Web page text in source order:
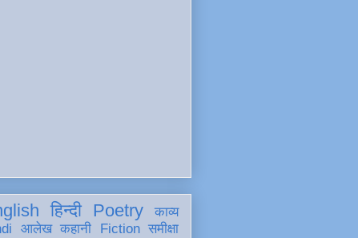
हिन्दी Poetry
काव्य
आलेख कहानी Fiction समीक्षा